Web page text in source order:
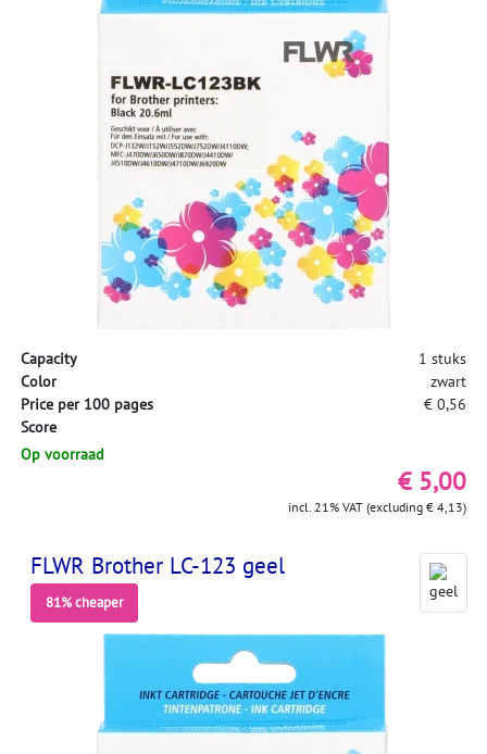
Capacity
1 stuks
Color
zwart
Price per 100 pages
€ 0,56
Score
Op voorraad
€ 5,00
incl. 21% VAT (excluding € 4,13)
FLWR Brother LC-123 geel
81% cheaper